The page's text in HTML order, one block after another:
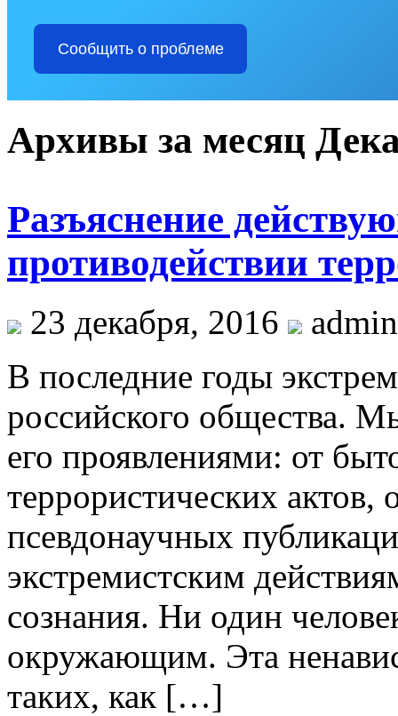
Сообщить о проблеме
Архивы за месяц
Разъяснение
противодействии
23 декабря, 2016
admin
В последние годы
российского общества.
его проявлениями: от
террористических актов,
псевдонаучных
экстремистским
сознания. Ни один
окружающим. Эта
таких, как […]